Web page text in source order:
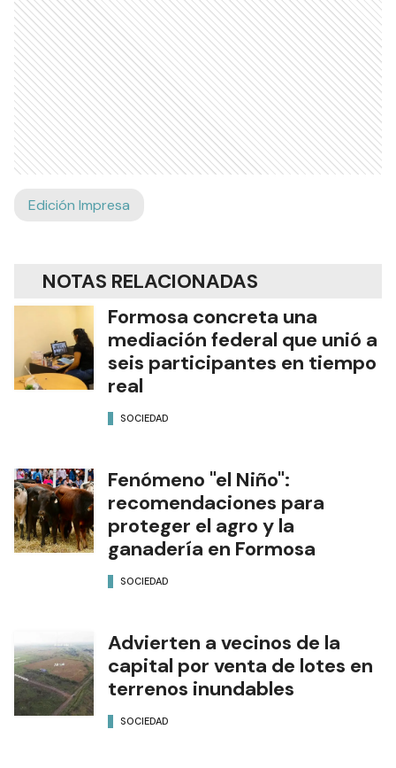
Edición Impresa
NOTAS RELACIONADAS
Formosa concreta una
mediación federal que unió a
seis participantes en tiempo
real
SOCIEDAD
Fenómeno "el Niño":
recomendaciones para
proteger el agro y la
ganadería en Formosa
SOCIEDAD
Advierten a vecinos de la
capital por venta de lotes en
terrenos inundables
SOCIEDAD